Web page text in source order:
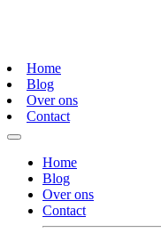
Home
Blog
Over ons
Contact
Home
Blog
Over ons
Contact